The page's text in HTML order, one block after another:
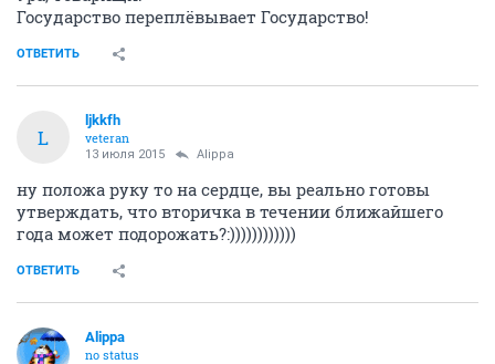
Государство переплёвывает Государство!
ОТВЕТИТЬ
L
ljkkfh
veteran
13 июля 2015 Alippa
ну положа руку то на сердце, вы реально готовы
утверждать, что вторичка в течении ближайшего
года может подорожать?:))))))))))))
ОТВЕТИТЬ
Alippa
no status